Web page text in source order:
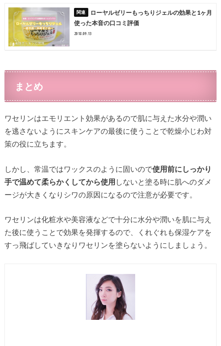
ローヤルゼリーもっちりジェルの効果と1ヶ月
使った本音の口コミ評価
2018.09.13
まとめ
ワセリンはエモリエント効果があるので肌に与えた水分や潤い
を逃さないようにスキンケアの最後に使うことで乾燥小じわ対
策の役に立ちます。
しかし、常温ではワックスのように固いので使用前にしっかり
手で温めて柔らかくしてから使用 しないと塗る時に肌へのダメ
ージが大きくなりシワの原因になるので注意が必要です。
ワセリンは化粧水や美容液などで十分に水分や潤いを肌に与え
た後に使うことで効果を発揮するので、くれぐれも保湿ケアを
すっ飛ばしていきなりワセリンを塗らないようにしましょう。